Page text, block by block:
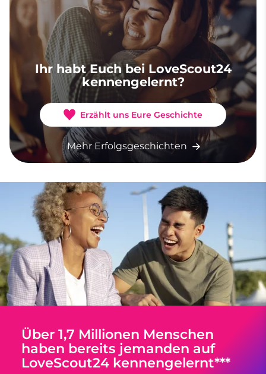
Ihr habt Euch bei LoveScout24
kennengelernt?
Erzählt uns Eure Geschichte
Mehr Erfolgsgeschichten
Über 1,7 Millionen Menschen
haben bereits jemanden auf
LoveScout24 kennengelernt***